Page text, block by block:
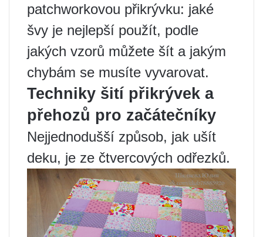
patchworkovou přikrývku: jaké
švy je nejlepší použít, podle
jakých vzorů můžete šít a jakým
chybám se musíte vyvarovat.
Techniky šití přikrývek a
přehozů pro začátečníky
Nejjednodušší způsob, jak ušít
deku, je ze čtvercových odřezků.